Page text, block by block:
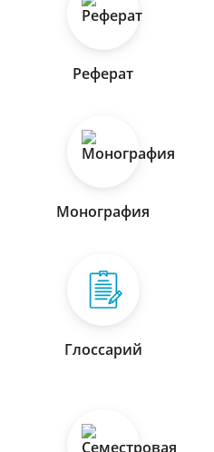
Реферат
Монография
Глоссарий